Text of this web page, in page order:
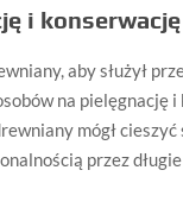
i
aby służył
na pielęgnację
mógł cieszyć
przez